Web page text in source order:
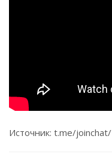
Источник: t.me/